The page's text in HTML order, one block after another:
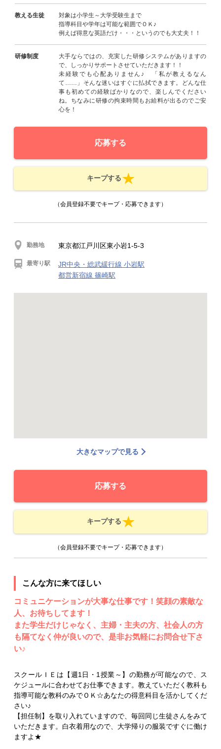
教える生徒
対象は小学生～大学受験生まで
指導科目や学年は可能な範囲でＯＫ♪
例えば得意な英語だけ・・・というのでも大丈夫！！
研修制度
大手ならではの、充実した研修システムがありますの
で、しっかりサポートさせていただきます！！
未経験でも心配ありません♪ 「私が教えるなん
て……」そんな迷いはすぐに払拭できます。どんな仕
事も初めての経験ばかりなので、楽しんでください
ね。ちなみに研修の拘束時間もお給料が出るのでご安
心を！
応募する
キープする
（会員登録不要でキープ・応募できます）
勤務地 東京都江戸川区東小岩1-5-3
最寄り駅
JR中央・総武緩行線 小岩駅
都営新宿線 篠崎駅
大きなマップで見る
応募する
キープする
（会員登録不要でキープ・応募できます）
こんな方に来てほしい
コミュニケーションが大事な仕事です！笑顔の素敵な
人、お待ちしてます！
また学生だけじゃなく、主婦・主夫の方、社会人の方
も隔てなく仲が良いので、是非お気軽にお問合せ下さ
い♪
スクールＩＥは【週1日・1授業～】の勤務が可能なので、ス
ケジュールに合わせてお仕事できます。教えていただく教科も
指導可能な教科のみでＯＫ☆あなたの得意科目を活かしてくだ
さい♪
【担任制】を取り入れていますので、毎回同じ生徒さんをみて
いただきます。白衣着用なので、大学帰りの服装ですぐに働け
ますよ★